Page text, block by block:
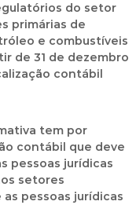
do setor
primárias de
e combustíveis
de 31 de dezembro
contábil
tem por
contábil que deve
pessoas jurídicas
setores
pessoas jurídicas